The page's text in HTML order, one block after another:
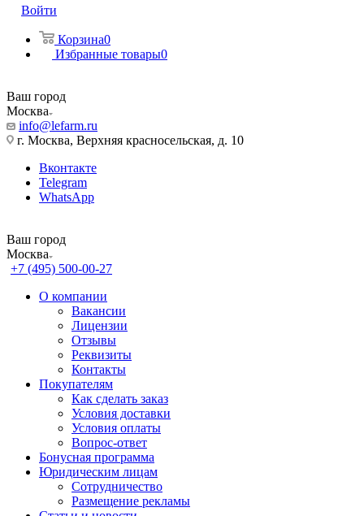
Войти
Корзина0
Избранные товары0
Ваш город
Москва
info@lefarm.ru
г. Москва, Верхняя красносельская, д. 10
Вконтакте
Telegram
WhatsApp
Ваш город
Москва
+7 (495) 500-00-27
О компании
Вакансии
Лицензии
Отзывы
Реквизиты
Контакты
Покупателям
Как сделать заказ
Условия доставки
Условия оплаты
Вопрос-ответ
Бонусная программа
Юридическим лицам
Сотрудничество
Размещение рекламы